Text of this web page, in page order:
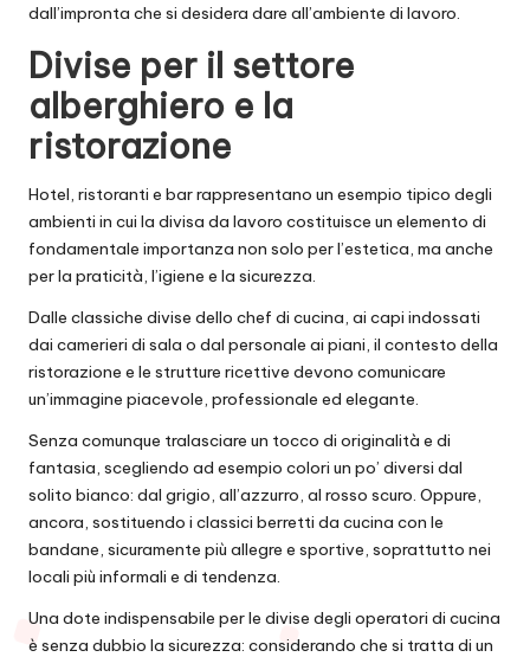
dall’impronta che si desidera dare all’ambiente di lavoro.
Divise per il settore
alberghiero e la
ristorazione
Hotel, ristoranti e bar rappresentano un esempio tipico degli
ambienti in cui la divisa da lavoro costituisce un elemento di
fondamentale importanza non solo per l’estetica, ma anche
per la praticità, l’igiene e la sicurezza.
Dalle classiche divise dello chef di cucina, ai capi indossati
dai camerieri di sala o dal personale ai piani, il contesto della
ristorazione e le strutture ricettive devono comunicare
un’immagine piacevole, professionale ed elegante.
Senza comunque tralasciare un tocco di originalità e di
fantasia, scegliendo ad esempio colori un po’ diversi dal
solito bianco: dal grigio, all’azzurro, al rosso scuro. Oppure,
ancora, sostituendo i classici berretti da cucina con le
bandane, sicuramente più allegre e sportive, soprattutto nei
locali più informali e di tendenza.
Una dote indispensabile per le divise degli operatori di cucina
è senza dubbio la sicurezza: considerando che si tratta di un